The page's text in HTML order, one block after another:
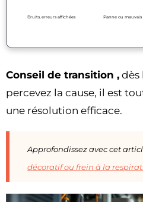
Bruits, erreurs affichées Panne ou
Conseil de transition , dès
percevez la cause, il est
une résolution efficace.
Approfondissez avec cet
décoratif ou frein à la